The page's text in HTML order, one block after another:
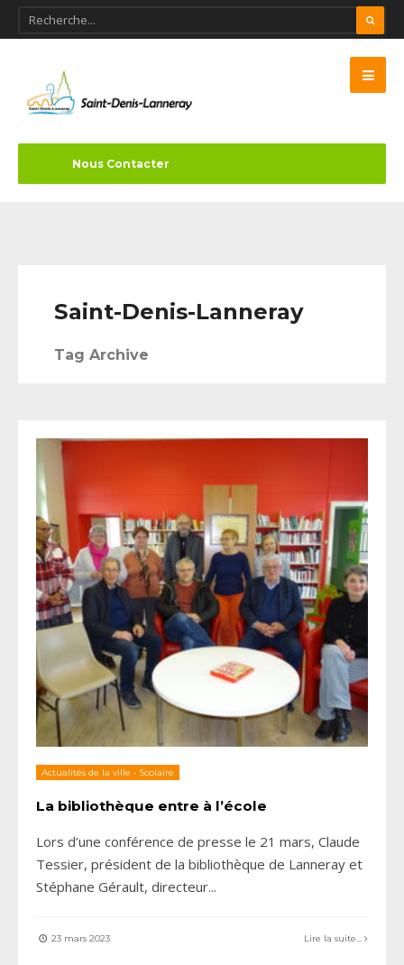
Nous Contacter
Saint-Denis-Lanneray
Tag Archive
Actualités de la ville • Scolaire
La bibliothèque entre à l’école
Lors d’une conférence de presse le 21 mars, Claude
Tessier, président de la bibliothèque de Lanneray et
Stéphane Gérault, directeur...
23 mars 2023 Lire la suite...